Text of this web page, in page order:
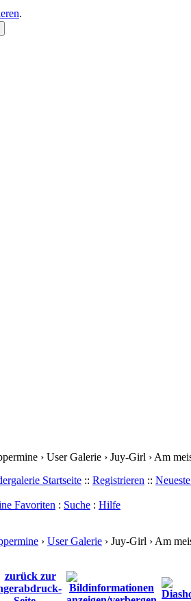
.
› User Galerie › Juy-Girl › Am
Startseite :: Registrieren ::
Favoriten : Suche : Hilfe
› User Galerie › Juy-Girl › Am